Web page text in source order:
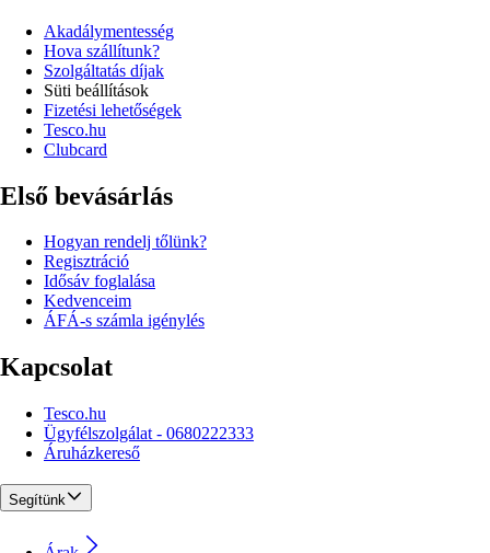
Akadálymentesség
Hova szállítunk?
Szolgáltatás díjak
Süti beállítások
Fizetési lehetőségek
Tesco.hu
Clubcard
Első bevásárlás
Hogyan rendelj tőlünk?
Regisztráció
Idősáv foglalása
Kedvenceim
ÁFÁ-s számla igénylés
Kapcsolat
Tesco.hu
Ügyfélszolgálat - 0680222333
Áruházkereső
Segítünk